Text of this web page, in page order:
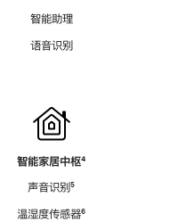
智能助理
语音识别
智能家居中枢脚
⁴
声音识别脚
⁵
温湿度传感器脚
⁶